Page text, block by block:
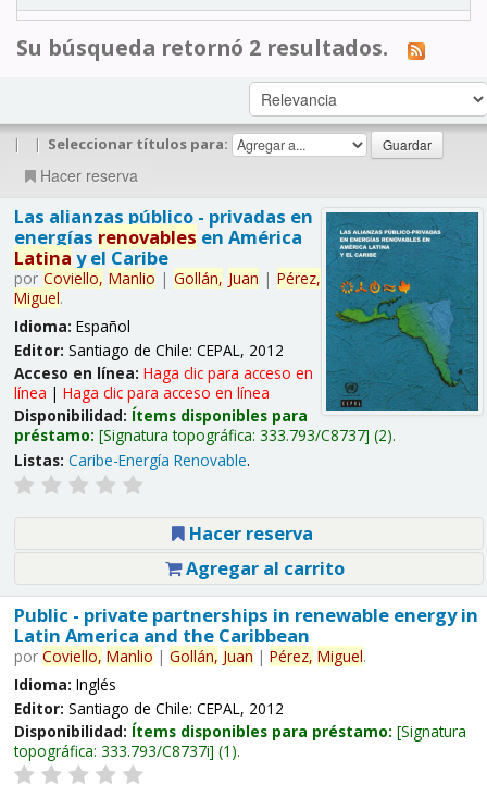
Su búsqueda retornó 2 resultados.
| | Seleccionar títulos para:
Hacer reserva
Las alianzas público - privadas en
energías renovables en América
Latina y el Caribe
por Coviello, Manlio | Gollán, Juan | Pérez,
Miguel.
Idioma: Español
Editor: Santiago de Chile: CEPAL, 2012
Acceso en línea: Haga clic para acceso en
línea | Haga clic para acceso en línea
Disponibilidad: Ítems disponibles para
préstamo: Signatura topográfica: 333.793/C8737 (2).
Listas: Caribe-Energía Renovable.
Hacer reserva
Agregar al carrito
Public - private partnerships in renewable energy in
Latin America and the Caribbean
por Coviello, Manlio | Gollán, Juan | Pérez, Miguel.
Idioma: Inglés
Editor: Santiago de Chile: CEPAL, 2012
Disponibilidad: Ítems disponibles para préstamo: Signatura
topográfica: 333.793/C8737i (1).